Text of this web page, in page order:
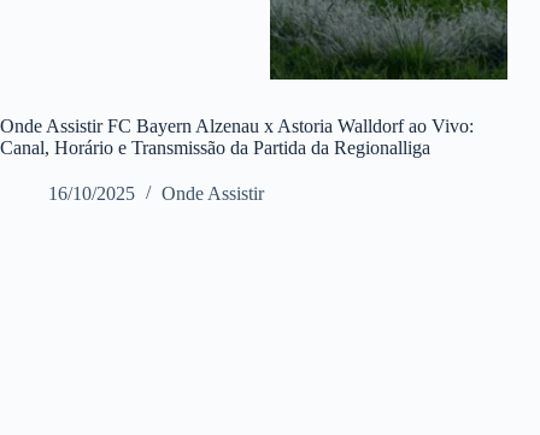
Onde Assistir FC Bayern Alzenau x Astoria Walldorf ao Vivo:
Canal, Horário e Transmissão da Partida da Regionalliga
16/10/2025 Onde Assistir